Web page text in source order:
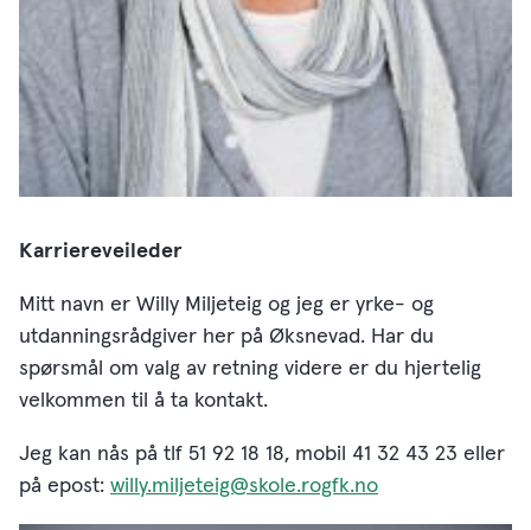
Karriereveileder
Mitt navn er Willy Miljeteig og jeg er yrke- og
utdanningsrådgiver her på Øksnevad. Har du
spørsmål om valg av retning videre er du hjertelig
velkommen til å ta kontakt.
Jeg kan nås på tlf 51 92 18 18, mobil 41 32 43 23 eller
på epost: willy.miljeteig@skole.rogfk.no